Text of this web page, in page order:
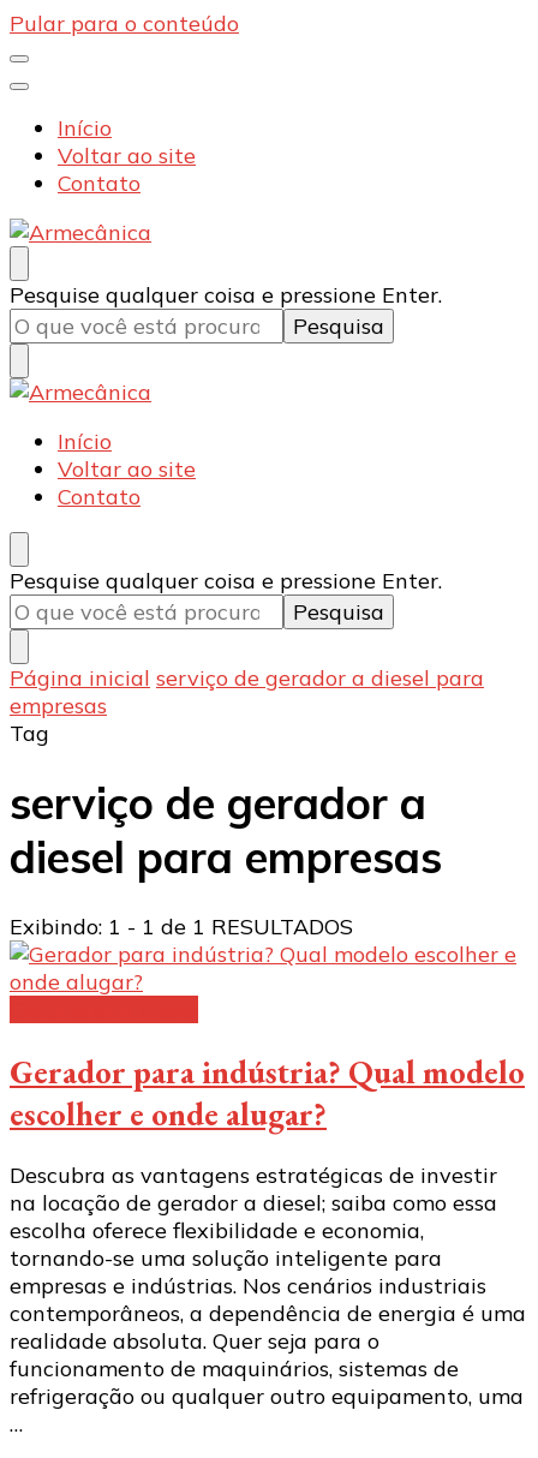
Pular para o conteúdo
Início
Voltar ao site
Contato
Armecânica
Blog
Procurando
algo?
Pesquise qualquer coisa e pressione Enter.
Armecânica
Blog
Início
Voltar ao site
Contato
Procurando
algo?
Pesquise qualquer coisa e pressione Enter.
Página inicial serviço de gerador a diesel para
empresas
Tag
serviço de gerador a
diesel para empresas
Exibindo: 1 - 1 de 1 RESULTADOS
Gerador para indústria? Qual modelo
escolher e onde alugar?
Descubra as vantagens estratégicas de investir
na locação de gerador a diesel; saiba como essa
escolha oferece flexibilidade e economia,
tornando-se uma solução inteligente para
empresas e indústrias. Nos cenários industriais
contemporâneos, a dependência de energia é uma
realidade absoluta. Quer seja para o
funcionamento de maquinários, sistemas de
refrigeração ou qualquer outro equipamento, uma
…